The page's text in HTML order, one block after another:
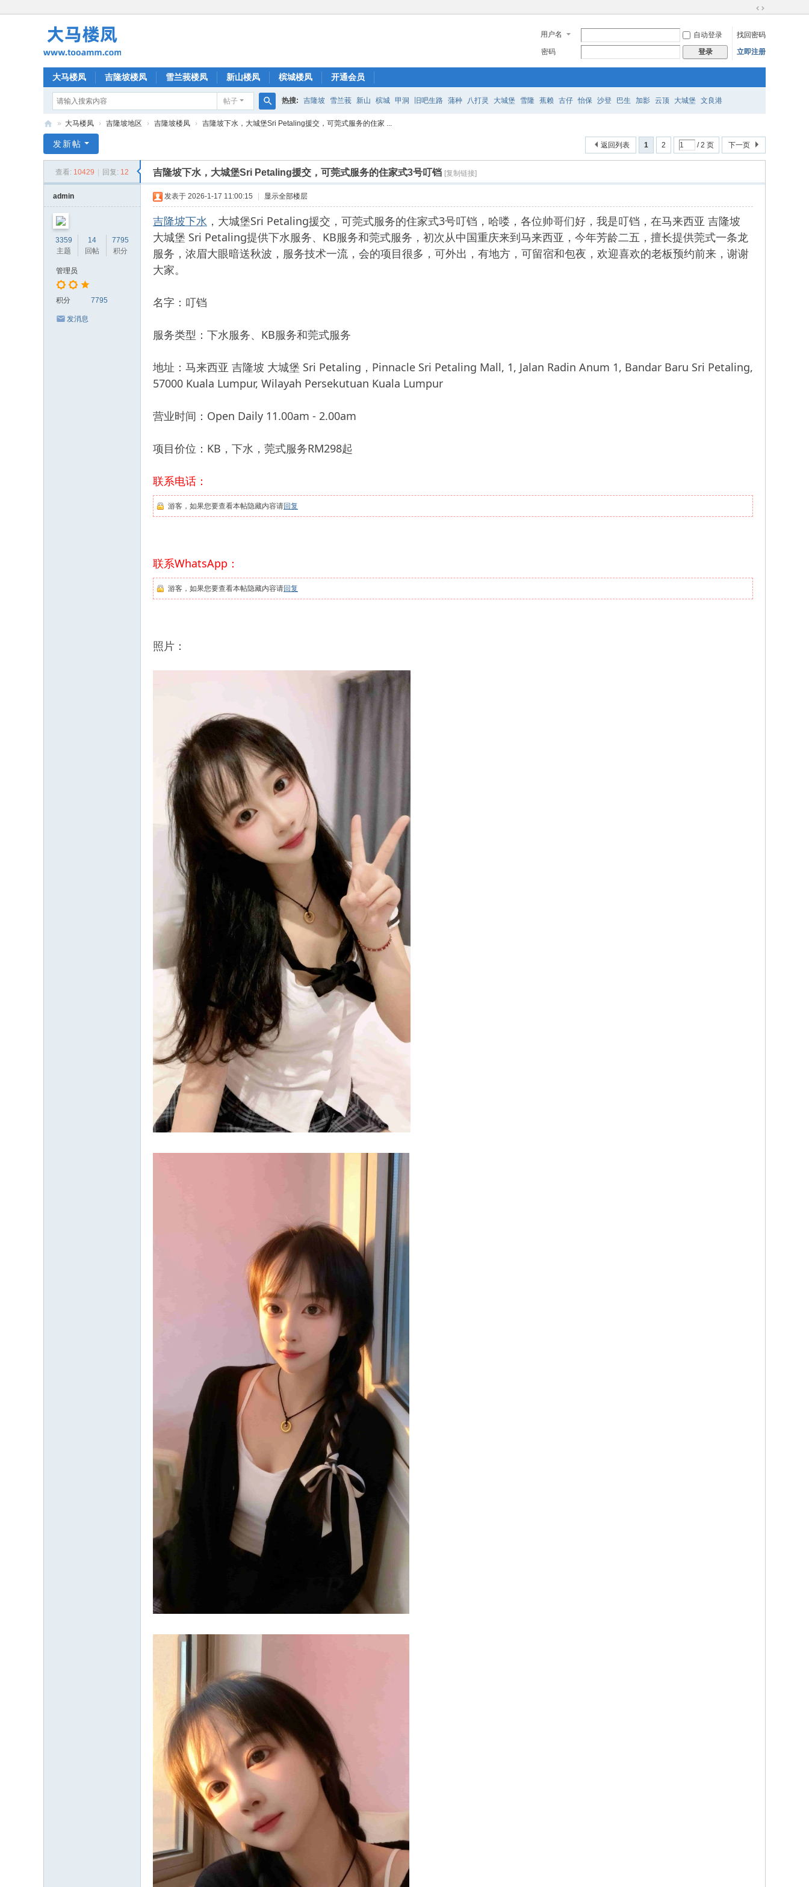
换
到
宽
用户名 自动登录
找回密码
密码
登录 立即注册
大马楼凤 吉隆坡楼凤 雪兰莪楼凤 新山楼凤 槟城楼凤 开通会员
帖子
搜
热搜: 吉隆坡 雪兰莪 新山 槟城 甲洞 旧吧生路 蒲种 八打灵 大城堡 雪隆 蕉赖 古仔 怡保 沙登 巴生 加影 云顶 大城堡 文良港
马
» 大马楼凤 › 吉隆坡地区 › 吉隆坡楼凤 › 吉隆坡下水，大城堡Sri Petaling援交，可莞式服务的住家 ...
1 2 / 2 页 下一页
返回列表
发新帖
查看: 10429 回复: 12 吉隆坡下水，大城堡Sri Petaling援交，可莞式服务的住家式3号叮铛 [复制链接]
admin
3359
主题
14
回帖
7795
积分
管理员
积分 7795
发消息
发表于 2026-1-17 11:00:15 显示全部楼层
吉隆坡下水 ，大城堡Sri Petaling援交，可莞式服务的住家式3号叮铛，哈喽，各位帅哥们好，我是叮铛，在马来西亚 吉隆坡
大城堡 Sri Petaling提供下水服务、KB服务和莞式服务，初次从中国重庆来到马来西亚，今年芳龄二五，擅长提供莞式一条龙
服务，浓眉大眼暗送秋波，服务技术一流，会的项目很多，可外出，有地方，可留宿和包夜，欢迎喜欢的老板预约前来，谢谢
大家。
名字：叮铛
服务类型：下水服务、KB服务和莞式服务
地址：马来西亚 吉隆坡 大城堡 Sri Petaling，Pinnacle Sri Petaling Mall, 1, Jalan Radin Anum 1, Bandar Baru Sri Petaling,
57000 Kuala Lumpur, Wilayah Persekutuan Kuala Lumpur
营业时间：Open Daily 11.00am - 2.00am
项目价位：KB，下水，莞式服务RM298起
联系电话：
游客，如果您要查看本帖隐藏内容请回复
联系WhatsApp：
游客，如果您要查看本帖隐藏内容请回复
照片：